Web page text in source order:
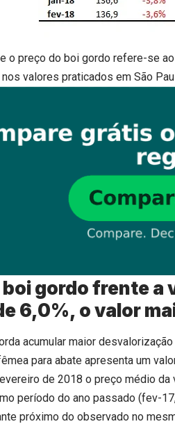
o preço do boi gordo refere-se
valores praticados em São
boi gordo frente a
6,0%, o valor
acumular maior
para abate apresenta um
de 2018 o preço médio da
período do ano passado (fev-
próximo do observado no